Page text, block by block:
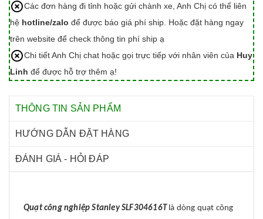
Các đơn hàng đi tỉnh hoặc gửi chành xe, Anh Chị có thể liên
hệ hotline/zalo để được báo giá phí ship. Hoặc đặt hàng ngay
trên website để check thông tin phí ship ạ
Chi tiết Anh Chị chat hoặc gọi trực tiếp với nhân viên của Huy
Linh để được hỗ trợ thêm ạ!
THÔNG TIN SẢN PHẨM
HƯỚNG DẪN ĐẶT HÀNG
ĐÁNH GIÁ - HỎI ĐÁP
Quạt công nghiệp Stanley SLF304616Tlà dòng quạt công